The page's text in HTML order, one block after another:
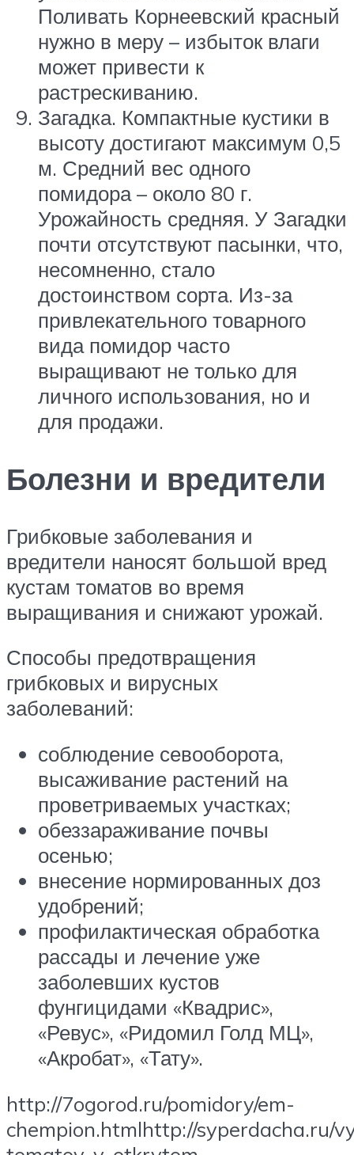
Поливать Корнеевский красный
нужно в меру – избыток влаги
может привести к
растрескиванию.
Загадка. Компактные кустики в
высоту достигают максимум 0,5
м. Средний вес одного
помидора – около 80 г.
Урожайность средняя. У Загадки
почти отсутствуют пасынки, что,
несомненно, стало
достоинством сорта. Из-за
привлекательного товарного
вида помидор часто
выращивают не только для
личного использования, но и
для продажи.
Болезни и вредители
Грибковые заболевания и
вредители наносят большой вред
кустам томатов во время
выращивания и снижают урожай.
Способы предотвращения
грибковых и вирусных
заболеваний:
соблюдение севооборота,
высаживание растений на
проветриваемых участках;
обеззараживание почвы
осенью;
внесение нормированных доз
удобрений;
профилактическая обработка
рассады и лечение уже
заболевших кустов
фунгицидами «Квадрис»,
«Ревус», «Ридомил Голд МЦ»,
«Акробат», «Тату».
http://7ogorod.ru/pomidory/em-
chempion.htmlhttp://syperdacha.ru/